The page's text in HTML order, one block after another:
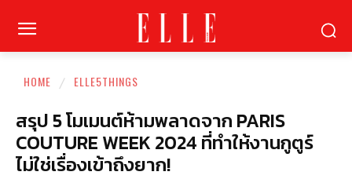
HOME ELLE5THINGS
สรุป 5 โมเมนต์ห้ามพลาดจาก PARIS
COUTURE WEEK 2024 ที่ทำให้งานกูตูร์
ไม่ใช่เรื่องเข้าถึงยาก!